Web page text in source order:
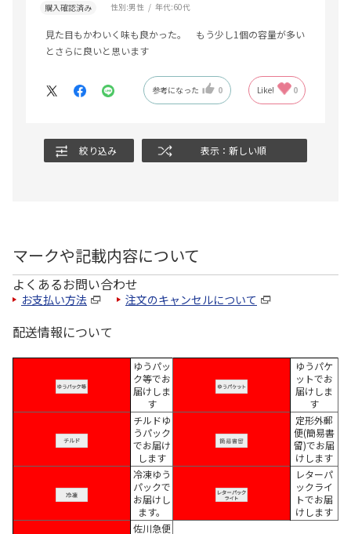
購入確認済み 性別:男性 年代:60代
見た目もかわいく味も良かった。 もう少し1個の容量が多い
とさらに良いと思います
参考になった 0 Like! 0
絞り込み 表示：新しい順
マークや記載内容について
よくあるお問い合わせ
お支払い方法 注文のキャンセルについて
配送情報について
ゆうパッ
ク等でお
届けしま
す
ゆうパケ
ットでお
届けしま
す
チルドゆ
うパック
でお届け
します
定形外郵
便(簡易書
留)でお届
けします
冷凍ゆう
パックで
お届けし
ます。
レターパ
ックライ
トでお届
けします
佐川急便